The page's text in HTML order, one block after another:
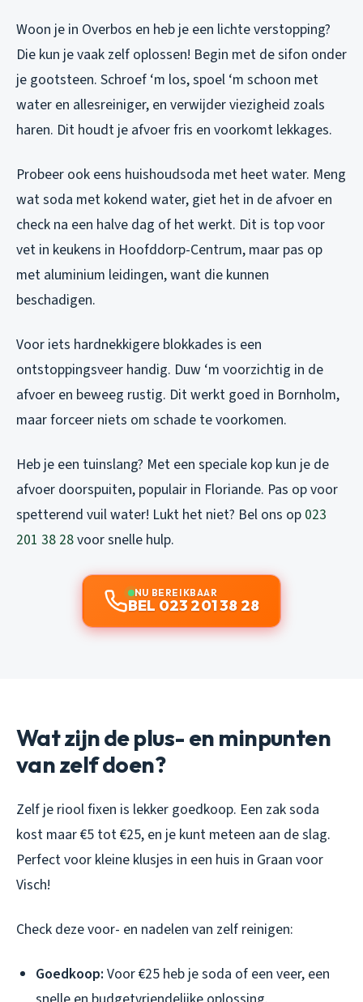
Woon je in Overbos en heb je een lichte verstopping?
Die kun je vaak zelf oplossen! Begin met de sifon onder
je gootsteen. Schroef ‘m los, spoel ‘m schoon met
water en allesreiniger, en verwijder viezigheid zoals
haren. Dit houdt je afvoer fris en voorkomt lekkages.
Probeer ook eens huishoudsoda met heet water. Meng
wat soda met kokend water, giet het in de afvoer en
check na een halve dag of het werkt. Dit is top voor
vet in keukens in Hoofddorp-Centrum, maar pas op
met aluminium leidingen, want die kunnen
beschadigen.
Voor iets hardnekkigere blokkades is een
ontstoppingsveer handig. Duw ‘m voorzichtig in de
afvoer en beweeg rustig. Dit werkt goed in Bornholm,
maar forceer niets om schade te voorkomen.
Heb je een tuinslang? Met een speciale kop kun je de
afvoer doorspuiten, populair in Floriande. Pas op voor
spetterend vuil water! Lukt het niet? Bel ons op 023
201 38 28voor snelle hulp.
NU BEREIKBAAR
BEL 023 201 38 28
Wat zijn de plus- en minpunten
van zelf doen?
Zelf je riool fixen is lekker goedkoop. Een zak soda
kost maar €5 tot €25, en je kunt meteen aan de slag.
Perfect voor kleine klusjes in een huis in Graan voor
Visch!
Check deze voor- en nadelen van zelf reinigen:
Goedkoop: Voor €25 heb je soda of een veer, een